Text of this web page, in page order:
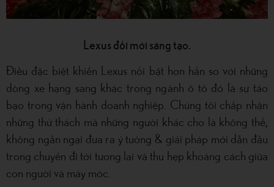
Lexus đổi mới sáng tạo.
Điều đặc biệt khiến Lexus nổi bật hơn hẳn so với những
dòng xe hạng sang khác trong ngành ô tô đó là sự táo
bạo trong vận hành doanh nghiệp. Chúng tôi chấp nhận
những thử thách mà những người khác cho là không thể,
không ngần ngại đưa ra ý tưởng & giải pháp mới dẫn đầu
trong chuyến đi tới tương lai và thu hẹp khoảng cách giữa
con người và máy móc.